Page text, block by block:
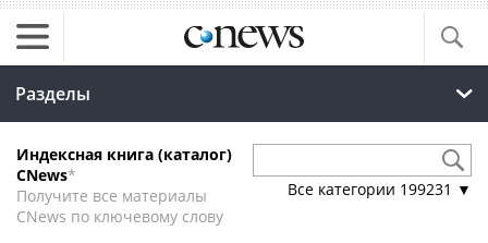
Разделы
Индексная книга (каталог)
CNews*
Получите все материалы
CNews по ключевому слову
Все категории 199231 ▼